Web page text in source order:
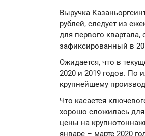
Выручка
рублей, следует из
для первого
зафиксированный в
Ожидается, что в
2020 и 2019 годов. По
крупнейшему
Что касается
хорошо сложилась
цены на
январе – марте 2020